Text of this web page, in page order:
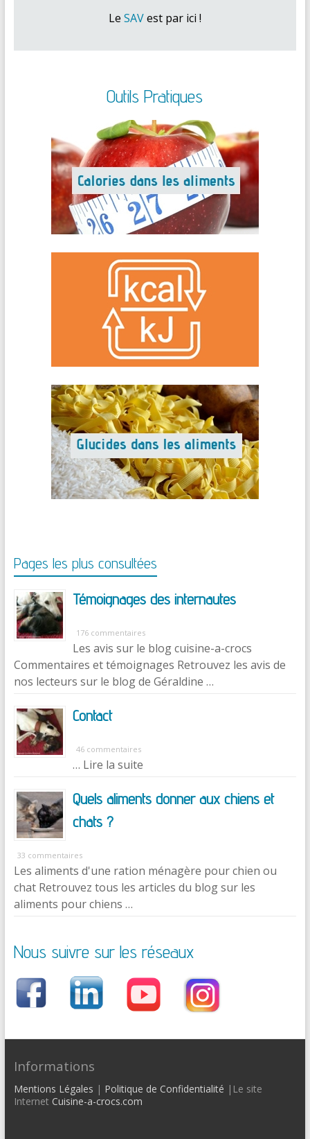
Le SAVest par ici !
Outils Pratiques
Pages les plus consultées
Témoignages des internautes
176 commentaires
Les avis sur le blog cuisine-a-crocs
Commentaires et témoignages Retrouvez les avis de
nos lecteurs sur le blog de Géraldine …
Contact
46 commentaires
… Lire la suite
Quels aliments donner aux chiens et
chats ?
33 commentaires
Les aliments d'une ration ménagère pour chien ou
chat Retrouvez tous les articles du blog sur les
aliments pour chiens …
Nous suivre sur les réseaux
Informations
Mentions Légales | Politique de Confidentialité |Le site
Internet Cuisine-a-crocs.com